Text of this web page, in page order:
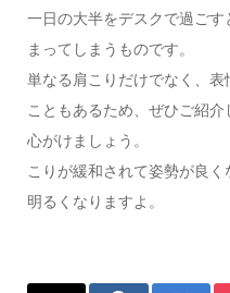
一日の大半をデスクで過ご
まってしまうものです。
単なる肩こりだけでなく、
こともあるため、ぜひご紹
心がけましょう。
こりが緩和されて姿勢が良
明るくなりますよ。